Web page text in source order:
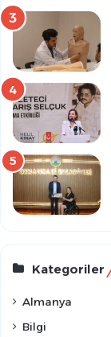
Kategoriler
Almanya
Bilgi